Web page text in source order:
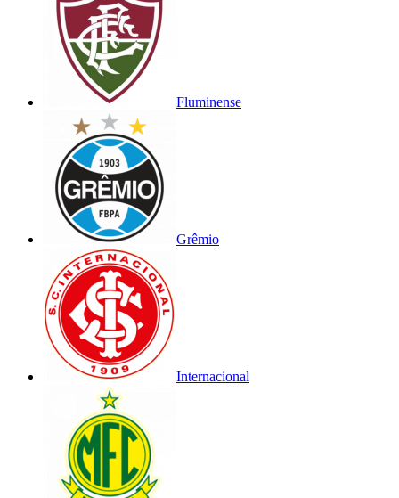
Fluminense
Grêmio
Internacional